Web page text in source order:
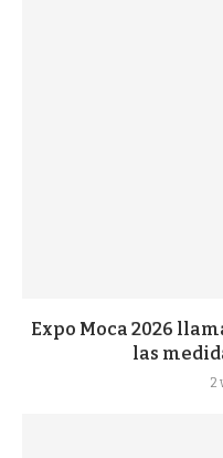
Expo Moca 2026
las
2